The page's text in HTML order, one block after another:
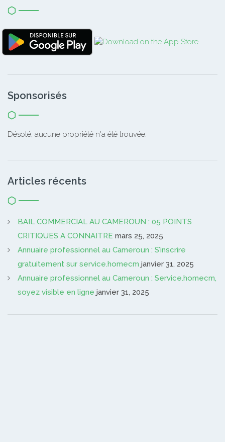
Sponsorisés
Désolé, aucune propriété n'a été trouvée.
Articles récents
BAIL COMMERCIAL AU CAMEROUN : 05 POINTS
CRITIQUES A CONNAITRE mars 25, 2025
Annuaire professionnel au Cameroun : S’inscrire
gratuitement sur service.homecm janvier 31, 2025
Annuaire professionnel au Cameroun : Service.homecm,
soyez visible en ligne janvier 31, 2025